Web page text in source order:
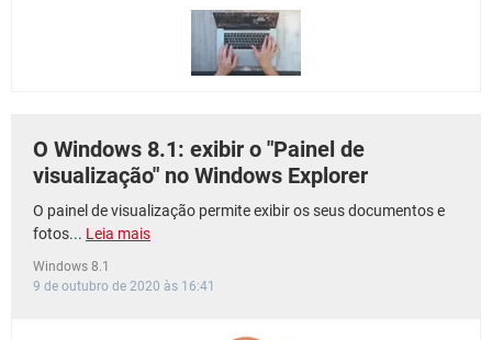
O Windows 8.1: exibir o "Painel de
visualização" no Windows Explorer
O painel de visualização permite exibir os seus documentos e
fotos... Leia mais
Windows 8.1
9 de outubro de 2020 às 16:41